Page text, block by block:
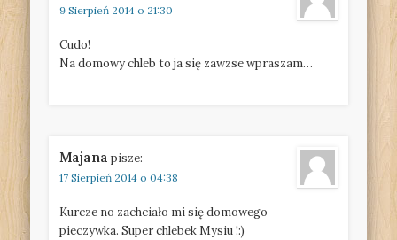
9 Sierpień 2014 o 21:30
Cudo!
Na domowy chleb to ja się zawzse wpraszam…
Majana pisze:
17 Sierpień 2014 o 04:38
Kurcze no zachciało mi się domowego
pieczywka. Super chlebek Mysiu !:)